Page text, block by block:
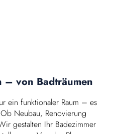
– von Badträumen
ein funktionaler Raum – es
Neubau, Renovierung
gestalten Ihr Badezimmer